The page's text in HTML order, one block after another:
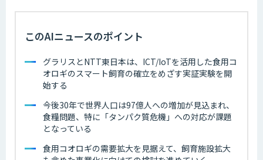
このAIニュースのポイント
グラリスとNTT東日本は、ICT/IoTを活用した食用コ
オロギのスマート飼育の確立をめざす実証実験を開
始する
今後30年で世界人口は97億人への増加が見込まれ、
食糧問題、特に「タンパク質危機」への対応が課題
となっている
食用コオロギの需要拡大を見据えて、飼育施設拡大